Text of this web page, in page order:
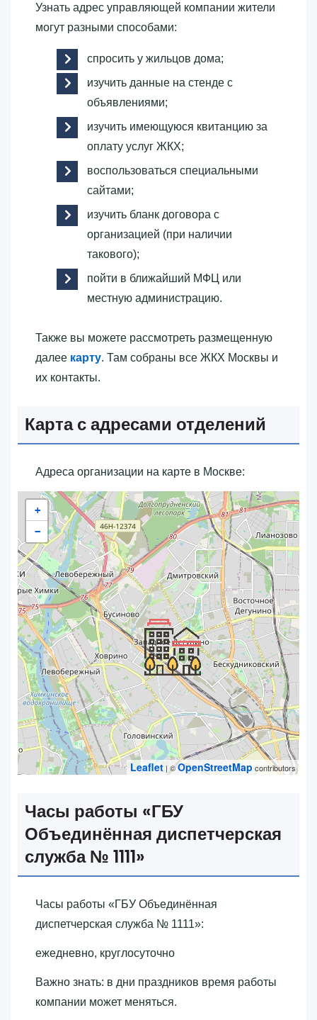
Узнать адрес управляющей компании жители
могут разными способами:
спросить у жильцов дома;
изучить данные на стенде с
объявлениями;
изучить имеющуюся квитанцию за
оплату услуг ЖКХ;
воспользоваться специальными
сайтами;
изучить бланк договора с
организацией (при наличии
такового);
пойти в ближайший МФЦ или
местную администрацию.
Также вы можете рассмотреть размещенную
далее карту. Там собраны все ЖКХ Москвы и
их контакты.
Карта с адресами отделений
Адреса организации на карте в Москве:
+
−
Leaflet | ©OpenStreetMap contributors
Часы работы «‎ГБУ
Объединённая диспетчерская
служба № 1111»‎
Часы работы «‎ГБУ Объединённая
диспетчерская служба № 1111»‎:
ежедневно, круглосуточно
Важно знать: в дни праздников время работы
компании может меняться.